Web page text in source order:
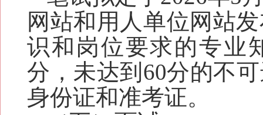
网站和用人单位网站
识和岗位要求的专业
分，未达到60分的不
身份证和准考证。